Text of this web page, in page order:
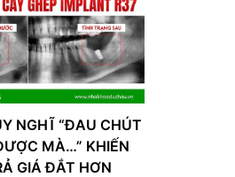
NGHĨ “ĐAU CHÚT
MÀ…” KHIẾN
GIÁ ĐẮT HƠN